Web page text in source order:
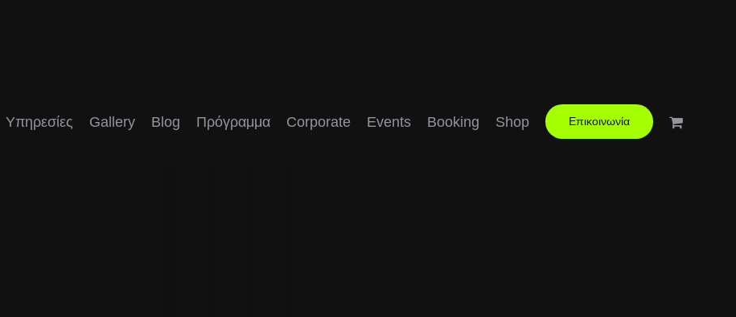
Υπηρεσίες Gallery Blog Πρόγραμμα Corporate Events Booking Shop Επικοινωνία